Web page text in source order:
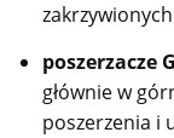
poszerzacze
głównie w
poszerzenia i